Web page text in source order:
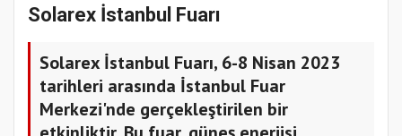
Solarex İstanbul Fuarı
Solarex İstanbul Fuarı, 6-8 Nisan 2023
tarihleri arasında İstanbul Fuar
Merkezi'nde gerçekleştirilen bir